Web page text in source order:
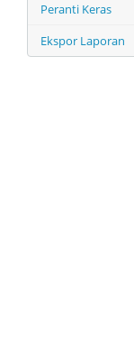
Peranti Keras
Ekspor Laporan